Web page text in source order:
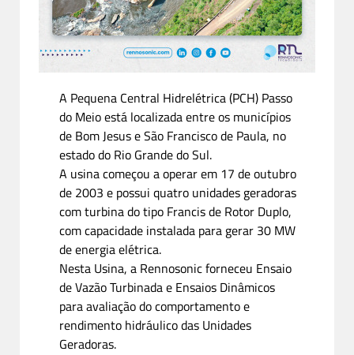
A Pequena Central Hidrelétrica (PCH) Passo
do Meio está localizada entre os municípios
de Bom Jesus e São Francisco de Paula, no
estado do Rio Grande do Sul.
A usina começou a operar em 17 de outubro
de 2003 e possui quatro unidades geradoras
com turbina do tipo Francis de Rotor Duplo,
com capacidade instalada para gerar 30 MW
de energia elétrica.
Nesta Usina, a Rennosonic forneceu Ensaio
de Vazão Turbinada e Ensaios Dinâmicos
para avaliação do comportamento e
rendimento hidráulico das Unidades
Geradoras.